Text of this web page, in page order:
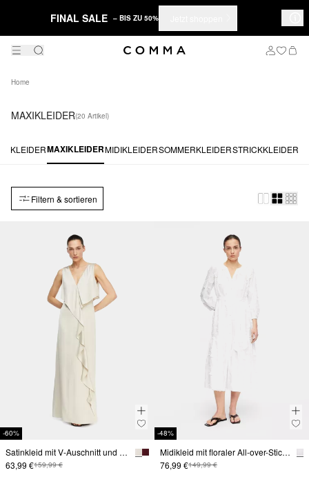
FINAL SALE – BIS ZU 50%
Home
MAXIKLEIDER(20 Artikel)
KLEIDERMAXIKLEIDERMIDIKLEIDERSOMMERKLEIDERSTRICKKLEIDER
Filtern & sortieren
-60%
Satinkleid mit V-Auschnitt und Volants
63,99 €159,99 €
-48%
Midikleid mit floraler All-over-Stickerei
76,99 €149,99 €